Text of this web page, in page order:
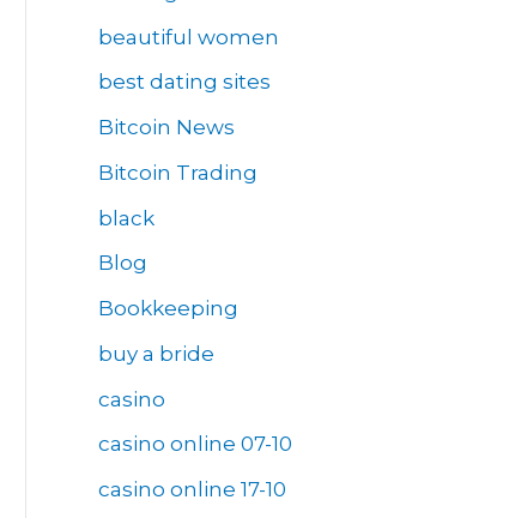
beautiful women
best dating sites
Bitcoin News
Bitcoin Trading
black
Blog
Bookkeeping
buy a bride
casino
casino online 07-10
casino online 17-10